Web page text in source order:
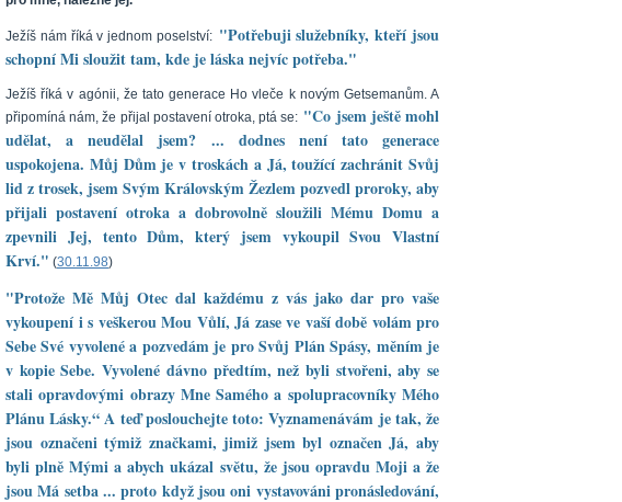
Ježíš nám říká v jednom poselství:"Potřebuji služebníky, kteří jsou
schopní Mi sloužit tam, kde je láska nejvíc potřeba."
Ježíš říká v agónii, že tato generace Ho vleče k novým Getsemanům. A
připomíná nám, že přijal postavení otroka, ptá se: "Co jsem ještě mohl
udělat, a neudělal jsem? ... dodnes není tato generace
uspokojena. Můj Dům je v troskách a Já, toužící zachránit Svůj
lid z trosek, jsem Svým Královským Žezlem pozvedl proroky, aby
přijali postavení otroka a dobrovolně sloužili Mému Domu a
zpevnili Jej, tento Dům, který jsem vykoupil Svou Vlastní
Krví." (30.11.98)
"Protože Mě Můj Otec dal každému z vás jako dar pro vaše
vykoupení i s veškerou Mou Vůlí, Já zase ve vaší době volám pro
Sebe Své vyvolené a pozvedám je pro Svůj Plán Spásy, měním je
v kopie Sebe. Vyvolené dávno předtím, než byli stvořeni, aby se
stali opravdovými obrazy Mne Samého a spolupracovníky Mého
Plánu Lásky.“ A teď poslouchejte toto: Vyznamenávám je tak, že
jsou označeni týmiž značkami, jimiž jsem byl označen Já, aby
byli plně Mými a abych ukázal světu, že jsou opravdu Moji a že
jsou Má setba ... proto když jsou oni vystavováni pronásledování,